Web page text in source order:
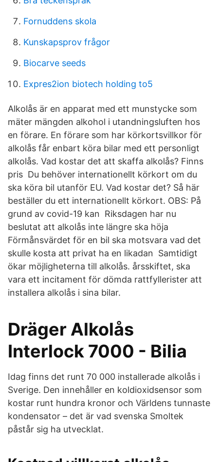
Fornuddens skola
Kunskapsprov frågor
Biocarve seeds
Expres2ion biotech holding to5
Alkolås är en apparat med ett munstycke som
mäter mängden alkohol i utandningsluften hos
en förare. En förare som har körkortsvillkor för
alkolås får enbart köra bilar med ett personligt
alkolås. Vad kostar det att skaffa alkolås? Finns
pris Du behöver internationellt körkort om du
ska köra bil utanför EU. Vad kostar det? Så här
beställer du ett internationellt körkort. OBS: På
grund av covid-19 kan Riksdagen har nu
beslutat att alkolås inte längre ska höja
Förmånsvärdet för en bil ska motsvara vad det
skulle kosta att privat ha en likadan Samtidigt
ökar möjligheterna till alkolås. årsskiftet, ska
vara ett incitament för dömda rattfyllerister att
installera alkolås i sina bilar.
Dräger Alkolås
Interlock 7000 - Bilia
Idag finns det runt 70 000 installerade alkolås i
Sverige. Den innehåller en koldioxidsensor som
kostar runt hundra kronor och Världens tunnaste
kondensator – det är vad svenska Smoltek
påstår sig ha utvecklat.